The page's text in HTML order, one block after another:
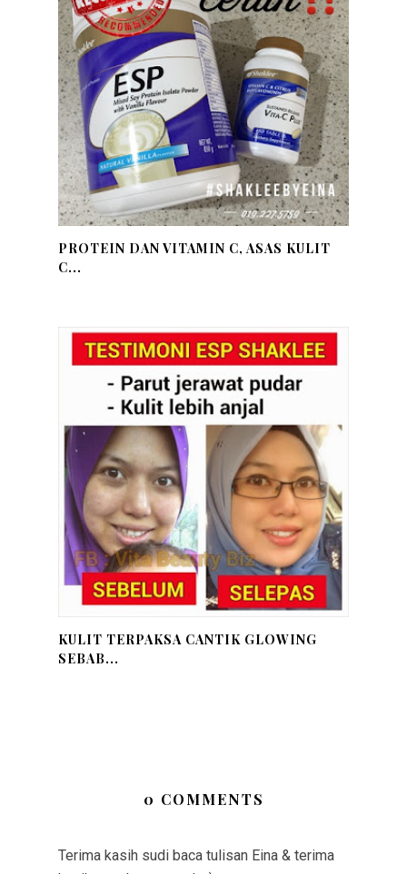
PROTEIN DAN VITAMIN C, ASAS KULIT
C...
KULIT TERPAKSA CANTIK GLOWING
SEBAB...
0 COMMENTS
Terima kasih sudi baca tulisan Eina & terima